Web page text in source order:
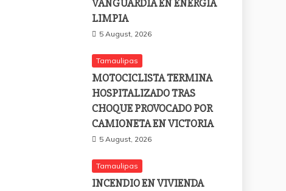
VANGUARDIA EN ENERGÍA
LIMPIA
5 August, 2026
Tamaulipas
MOTOCICLISTA TERMINA
HOSPITALIZADO TRAS
CHOQUE PROVOCADO POR
CAMIONETA EN VICTORIA
5 August, 2026
Tamaulipas
INCENDIO EN VIVIENDA